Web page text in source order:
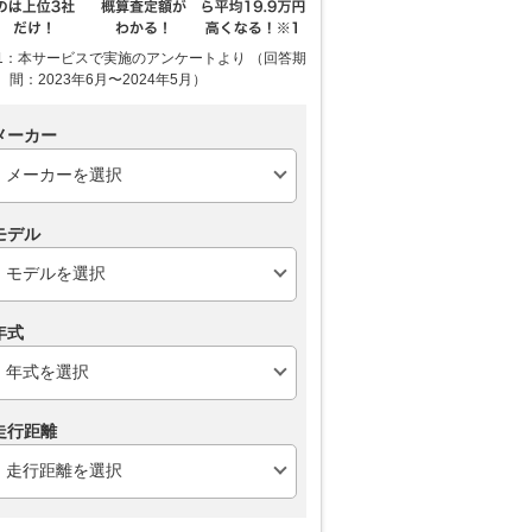
本サービスで実施のアンケートより （回答期
間：2023年6月〜2024年5月）
ーカー
デル
式
行距離